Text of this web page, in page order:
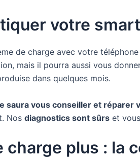
votre
de charge avec votre
mais il pourra aussi vous
dans quelques mois.
saura vous conseiller et réparer
Nos diagnostics sont sûrs et
plus : la